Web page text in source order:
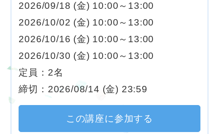
2026/09/18 (金) 10:00～13:00
2026/10/02 (金) 10:00～13:00
2026/10/16 (金) 10:00～13:00
2026/10/30 (金) 10:00～13:00
定員：2名
締切：2026/08/14 (金) 23:59
この講座に参加する